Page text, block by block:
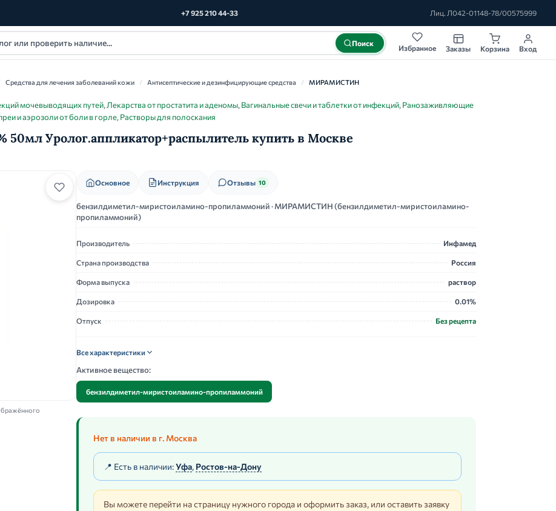
+7 925 210 44-33 Лиц. Л042-01148-78/00575999
Поиск
Избранное Заказы Корзина Вход
Средства для лечения заболеваний кожи / Антисептические и дезинфицирующие средства / МИРАМИСТИН
мочевыводящих путей, Лекарства от простатита и аденомы, Вагинальные свечи и таблетки от инфекций, Ранозаживляющие
и аэрозоли от боли в горле, Растворы для полоскания
Уролог.аппликатор+распылитель купить в Москве
Основное Инструкция Отзывы 10
бензилдиметил-миристоиламино-пропиламмоний · МИРАМИСТИН (бензилдиметил-миристоиламино-
пропиламмоний)
Производитель Инфамед
Страна производства Россия
Форма выпуска раствор
Дозировка 0.01%
Отпуск Без рецепта
Все характеристики
Активное вещество:
бензилдиметил-миристоиламино-пропиламмоний
Нет в наличии в г. Москва
📍 Есть в наличии:Уфа, Ростов-на-Дону
Вы можете перейти на страницу нужного города и оформить заказ, или оставить заявку